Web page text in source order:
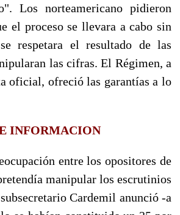
Los norteamericano pidieron
el proceso se llevara a cabo sin
respetara el resultado de las
las cifras. El Régimen, a
oficial, ofreció las garantías a lo
INFORMACION
entre los opositores de
manipular los escrutinios
Cardemil anunció -a